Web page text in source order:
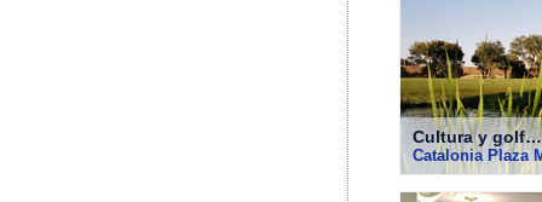
Cultura y
Catalonia Plaza